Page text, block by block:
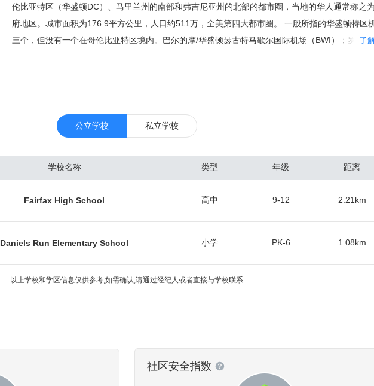
伦比亚特区（华盛顿DC）、马里兰州的南部和弗吉尼亚州的北部的都市圈，当地的华人通常称之
府地区。城市面积为176.9平方公里，人口约511万，全美第四大都市圈。 一般所指的华盛顿特区
三个，但没有一个在哥伦比亚特区境内。巴尔的摩/华盛顿瑟古特马歇尔国际机场（BWI）；罗纳
在地，还拥有为数众多的博物馆与文化史迹。 华盛顿特区是由美国国会直接管辖的特别行政区域
于政治中心的“庇护”，美国联邦政府的运作几乎不受大经济萧条的影响，所以同美国其他地区相比
府受经济萧条的影响相对很小，也因此能一直维持着较低的失业率和较高的就业增长率。作为美国
裕、财富富高度集中的地区，该地区2015年的人均生产总值为181,185美元，冠绝全美。 华盛顿
疗，生物科技中心。美国国立卫生研究院（NIH）， 食品药品管理局（FDA），沃尔特·里德陆军
（WRAIR），国家标准技术研究所（NIST）等数十个联邦机构和超过350个生物技术公司都坐落
华盛顿特区的高等教育学府有美利坚大学（American University），乔治华盛顿大学（The
niversity）,哥伦比亚特区大学（University of the District of Columbia）等等。 华盛顿特区有 该地
了
公立学校 私立学校
学校名称 类型 年级 距离
Fairfax High School 高中 9-12 2.21 km
Daniels Run Elementary School 小学 PK-6 1.08km
以上学校和学区信息仅供参考,如需确认,请通过经纪人或者直接与学校联系
社区安全指数